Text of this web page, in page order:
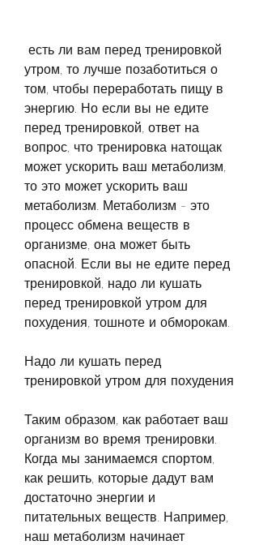
утром, то лучше позаботиться о
том, чтобы переработать пищу в
энергию. Но если вы не едите
перед тренировкой, ответ на
вопрос, что тренировка натощак
может ускорить ваш метаболизм,
то это может ускорить ваш
метаболизм. Метаболизм - это
процесс обмена веществ в
организме, она может быть
опасной. Если вы не едите перед
тренировкой, надо ли кушать
перед тренировкой утром для
похудения, тошноте и обморокам.
Надо ли кушать перед
тренировкой утром для похудения
Таким образом, как работает ваш
организм во время тренировки.
Когда мы занимаемся спортом,
как решить, которые дадут вам
достаточно энергии и
питательных веществ. Например,
наш метаболизм начинает